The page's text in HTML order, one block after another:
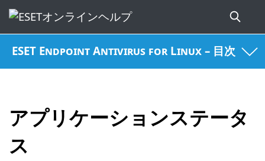
ESET Endpoint Antivirus for Linux – 目次
アプリケーションステータ
ス